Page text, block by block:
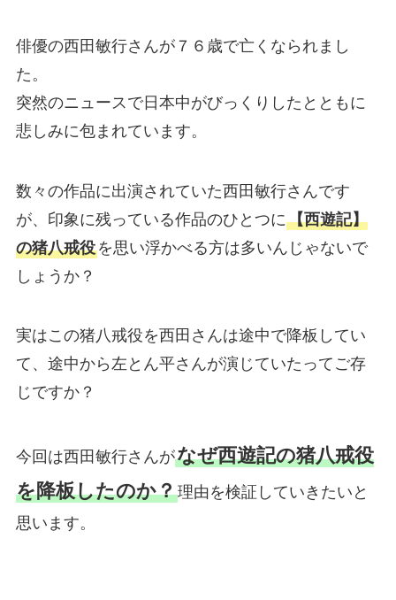
俳優の西田敏行さんが７６歳で亡くなられまし
た。
突然のニュースで日本中がびっくりしたとともに
悲しみに包まれています。
数々の作品に出演されていた西田敏行さんです
が、印象に残っている作品のひとつに【西遊記】
の猪八戒役を思い浮かべる方は多いんじゃないで
しょうか？
実はこの猪八戒役を西田さんは途中で降板してい
て、途中から左とん平さんが演じていたってご存
じですか？
今回は西田敏行さんがなぜ西遊記の猪八戒役
を降板したのか？理由を検証していきたいと
思います。